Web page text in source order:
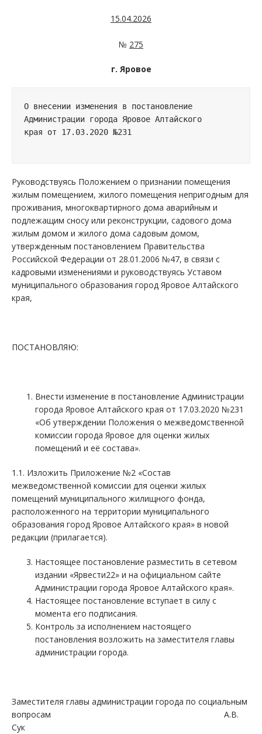
15.04.2026
№ 275
г. Яровое
О внесении изменения в постановление
Администрации города Яровое Алтайского
края от 17.03.2020 №231
Руководствуясь Положением о признании помещения
жилым помещением, жилого помещения непригодным для
проживания, многоквартирного дома аварийным и
подлежащим сносу или реконструкции, садового дома
жилым домом и жилого дома садовым домом,
утвержденным постановлением Правительства
Российской Федерации от 28.01.2006 №47, в связи с
кадровыми изменениями и руководствуясь Уставом
муниципального образования город Яровое Алтайского
края,
ПОСТАНОВЛЯЮ:
Внести изменение в постановление Администрации
города Яровое Алтайского края от 17.03.2020 №231
«Об утверждении Положения о межведомственной
комиссии города Яровое для оценки жилых
помещений и её состава».
1.1. Изложить Приложение №2 «Состав
межведомственной комиссии для оценки жилых
помещений муниципального жилищного фонда,
расположенного на территории муниципального
образования город Яровое Алтайского края» в новой
редакции (прилагается).
Настоящее постановление разместить в сетевом
издании «Ярвести22» и на официальном сайте
Администрации города Яровое Алтайского края».
Настоящее постановление вступает в силу с
момента его подписания.
Контроль за исполнением настоящего
постановления возложить на заместителя главы
администрации города.
Заместителя главы администрации города по социальным
вопросам А.В.
Сук